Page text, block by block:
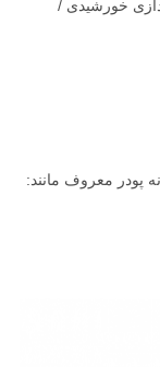
خورشیدی /
پودر معروف مانند: